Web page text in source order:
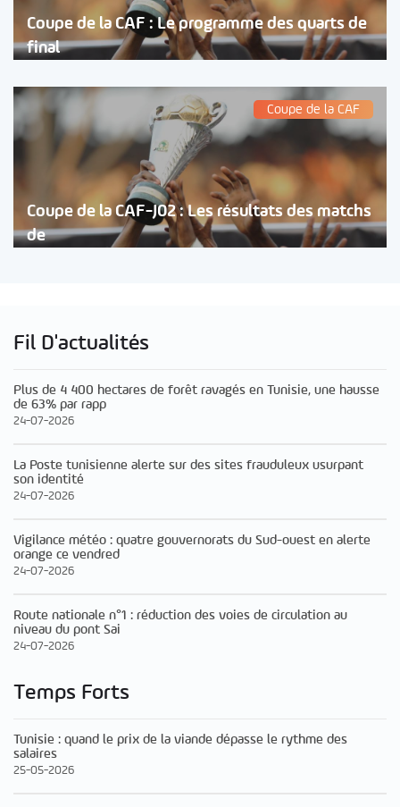
Coupe de la CAF : Le programme des quarts de
final
Coupe de la CAF
Coupe de la CAF-J02 : Les résultats des matchs
de
Fil D'actualités
Plus de 4 400 hectares de forêt ravagés en Tunisie, une hausse
de 63% par rapp
24-07-2026
La Poste tunisienne alerte sur des sites frauduleux usurpant
son identité
24-07-2026
Vigilance météo : quatre gouvernorats du Sud-ouest en alerte
orange ce vendred
24-07-2026
Route nationale n°1 : réduction des voies de circulation au
niveau du pont Sai
24-07-2026
Temps Forts
Tunisie : quand le prix de la viande dépasse le rythme des
salaires
25-05-2026